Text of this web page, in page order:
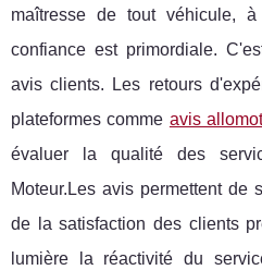
maîtresse de tout véhicule,
confiance est primordiale.
avis clients. Les retours
plateformes comme avis
évaluer la qualité des
Moteur.Les avis permettent de
de la satisfaction des clients
lumière la réactivité du